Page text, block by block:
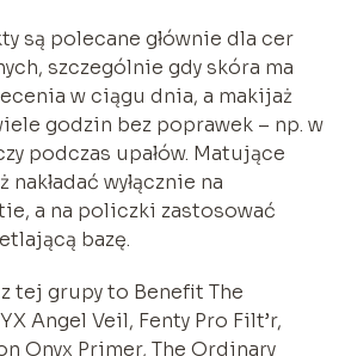
są polecane głównie dla cer
szczególnie gdy skóra ma
w ciągu dnia, a makijaż
godzin bez poprawek – np. w
podczas upałów. Matujące
wyłącznie na
a na policzki zastosować
bazę.
z tej grupy to Benefit The
Angel Veil, Fenty Pro Filt’r,
Onyx Primer, The Ordinary